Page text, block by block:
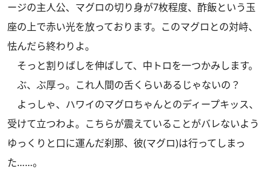
ージの主人公、マグロの切り身が7枚程度、酢飯という玉
座の上で赤い光を放っております。このマグロとの対峙、
怯んだら終わりよ。
そっと割りばしを伸ばして、中トロを一つかみします。
ぶ、ぶ厚っ。これ人間の舌くらいあるじゃないの？
よっしゃ、ハワイのマグロちゃんとのディープキッス、
受けて立つわよ。こちらが震えていることがバレないよう
ゆっくりと口に運んだ刹那、彼(マグロ)は行ってしまっ
た……。